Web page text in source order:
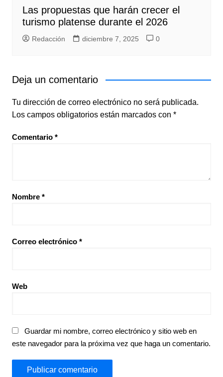
Las propuestas que harán crecer el
turismo platense durante el 2026
Redacción diciembre 7, 2025 0
Deja un comentario
Tu dirección de correo electrónico no será publicada.
Los campos obligatorios están marcados con *
Comentario *
Nombre *
Correo electrónico *
Web
Guardar mi nombre, correo electrónico y sitio web en
este navegador para la próxima vez que haga un comentario.